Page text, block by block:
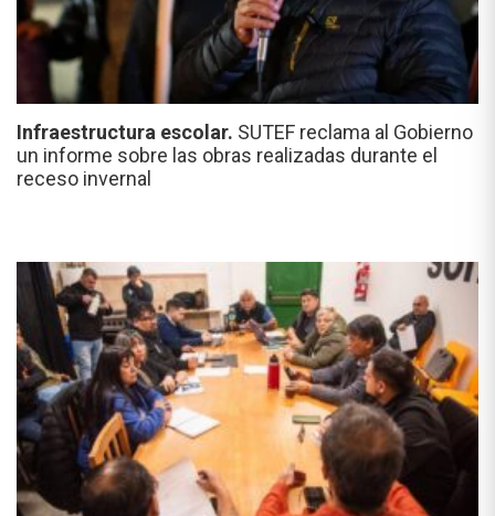
Infraestructura escolar. SUTEF reclama al Gobierno
un informe sobre las obras realizadas durante el
receso invernal